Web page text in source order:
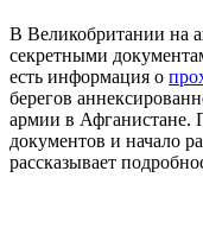
В Великобритании на
секретными
есть информация о
берегов
армии в Афганистане.
документов и начало
рассказывает